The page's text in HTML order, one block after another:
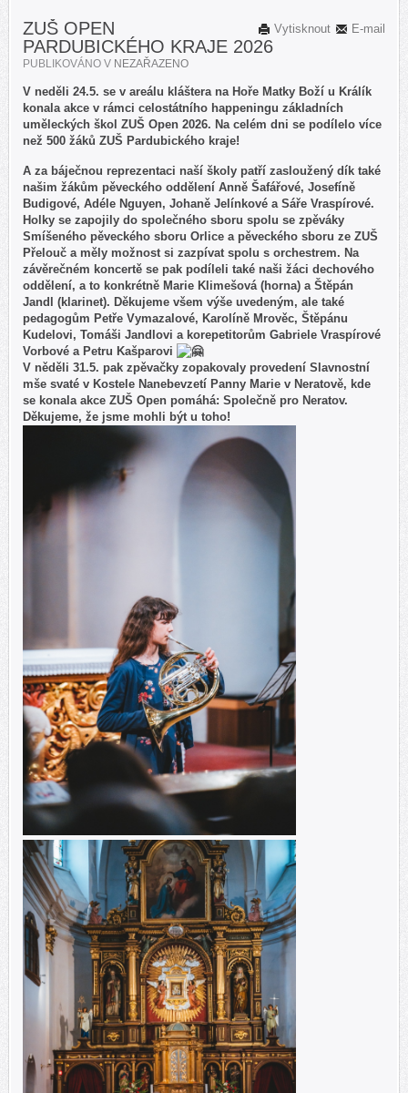
E-mail
Vytisknout
ZUŠ OPEN
PARDUBICKÉHO KRAJE 2026
PUBLIKOVÁNO V NEZAŘAZENO
V neděli 24.5. se v areálu kláštera na Hoře Matky Boží u Králík
konala akce v rámci celostátního happeningu základních
uměleckých škol ZUŠ Open 2026. Na celém dni se podílelo více
než 500 žáků ZUŠ Pardubického kraje!
A za báječnou reprezentaci naší školy patří zasloužený dík také
našim žákům pěveckého oddělení Anně Šafářové, Josefíně
Budigové, Adéle Nguyen, Johaně Jelínkové a Sáře Vraspírové.
Holky se zapojily do společného sboru spolu se zpěváky
Smíšeného pěveckého sboru Orlice a pěveckého sboru ze ZUŠ
Přelouč a měly možnost si zazpívat spolu s orchestrem. Na
závěrečném koncertě se pak podíleli také naši žáci dechového
oddělení, a to konkrétně Marie Klimešová (horna) a Štěpán
Jandl (klarinet). Děkujeme všem výše uvedeným, ale také
pedagogům Petře Vymazalové, Karolíně Mrověc, Štěpánu
Kudelovi, Tomáši Jandlovi a korepetitorům Gabriele Vraspírové
Vorbové a Petru Kašparovi
V něděli 31.5. pak zpěvačky zopakovaly provedení Slavnostní
mše svaté v Kostele Nanebevzetí Panny Marie v Neratově, kde
se konala akce ZUŠ Open pomáhá: Společně pro Neratov.
Děkujeme, že jsme mohli být u toho!